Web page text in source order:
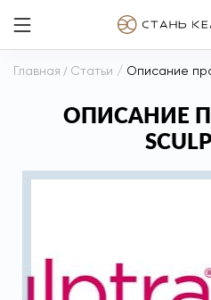
Главная / Статьи / Описание
ОПИСАНИЕ